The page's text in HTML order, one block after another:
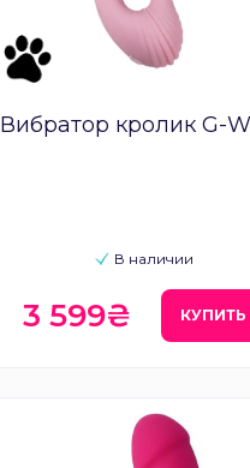
Вибратор кролик G-
В наличии
3 599₴ КУПИТЬ